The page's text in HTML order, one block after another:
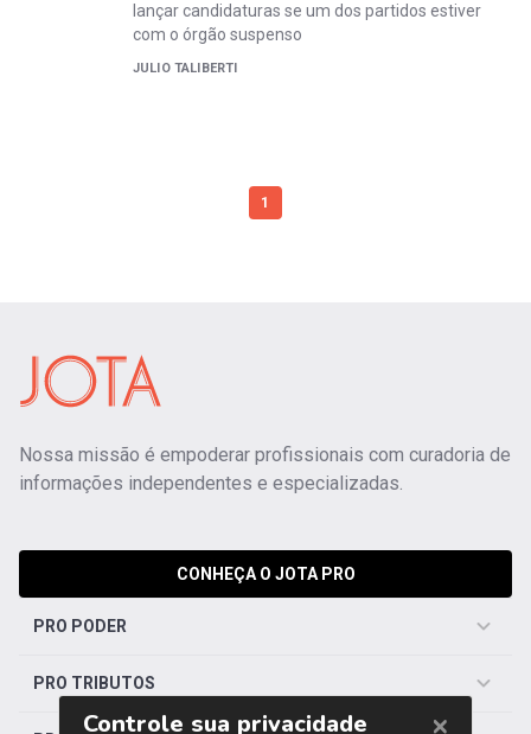
lançar candidaturas se um dos partidos estiver
com o órgão suspenso
JULIO TALIBERTI
1
Nossa missão é empoderar profissionais com curadoria de
informações independentes e especializadas.
CONHEÇA O JOTA PRO
PRO PODER
PRO TRIBUTOS